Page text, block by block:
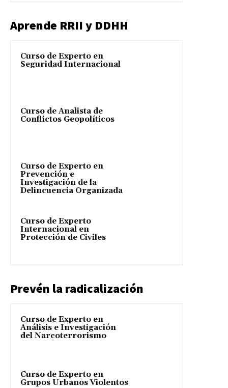
Aprende RRII y DDHH
Curso de Experto en
Seguridad Internacional
Curso de Analista de
Conflictos Geopolíticos
Curso de Experto en
Prevención e
Investigación de la
Delincuencia Organizada
Curso de Experto
Internacional en
Protección de Civiles
Prevén la radicalización
Curso de Experto en
Análisis e Investigación
del Narcoterrorismo
Curso de Experto en
Grupos Urbanos Violentos